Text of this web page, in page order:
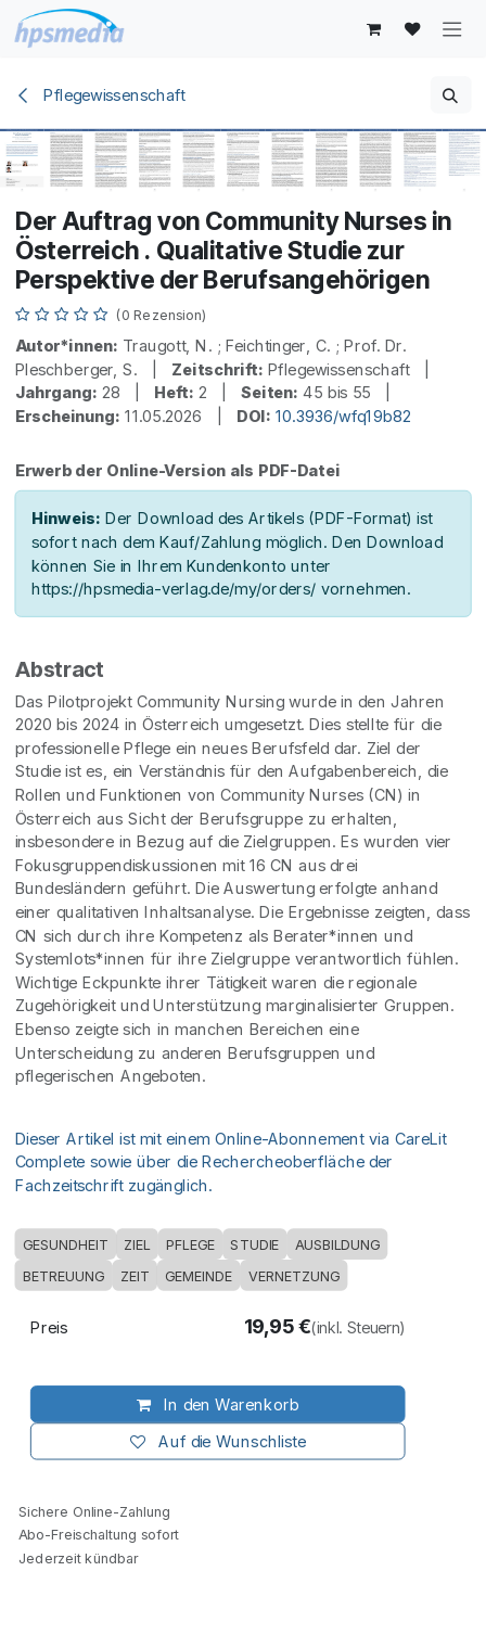
Zum Inhalt springen
Pflegewissenschaft
Der Auftrag von Community Nurses in
Österreich . Qualitative Studie zur
Perspektive der Berufsangehörigen
(0 Rezension)
Autor*innen: Traugott, N. ; Feichtinger, C. ; Prof. Dr.
Pleschberger, S. | Zeitschrift: Pflegewissenschaft |
Jahrgang: 28 | Heft: 2 |Seiten: 45 bis 55 |
Erscheinung: 11.05.2026 | DOI: 10.3936/wfq19b82
Erwerb der Online-Version als PDF-Datei
Hinweis: Der Download des Artikels (PDF-Format) ist
sofort nach dem Kauf/Zahlung möglich. Den Download
können Sie in Ihrem Kundenkonto unter
https://hpsmedia-verlag.de/my/orders/ vornehmen.
Abstract
Das Pilotprojekt Community Nursing wurde in den Jahren
2020 bis 2024 in Österreich umgesetzt. Dies stellte für die
professionelle Pflege ein neues Berufsfeld dar. Ziel der
Studie ist es, ein Verständnis für den Aufgabenbereich, die
Rollen und Funktionen von Community Nurses (CN) in
Österreich aus Sicht der Berufsgruppe zu erhalten,
insbesondere in Bezug auf die Zielgruppen. Es wurden vier
Fokusgruppendiskussionen mit 16 CN aus drei
Bundesländern geführt. Die Auswertung erfolgte anhand
einer qualitativen Inhaltsanalyse. Die Ergebnisse zeigten, dass
CN sich durch ihre Kompetenz als Berater*innen und
Systemlots*innen für ihre Zielgruppe verantwortlich fühlen.
Wichtige Eckpunkte ihrer Tätigkeit waren die regionale
Zugehörigkeit und Unterstützung marginalisierter Gruppen.
Ebenso zeigte sich in manchen Bereichen eine
Unterscheidung zu anderen Berufsgruppen und
pflegerischen Angeboten.
Dieser Artikel ist mit einem Online-Abonnement via CareLit
Complete sowie über die Rechercheoberfläche der
Fachzeitschrift zugänglich.
GESUNDHEIT ZIEL PFLEGE STUDIE
AUSBILDUNG
BETREUUNG
ZEIT GEMEINDE VERNETZUNG
In den Warenkorb
Auf die Wunschliste
Preis 19,95€(inkl. Steuern)
Sichere Online-Zahlung
Abo-Freischaltung sofort
Jederzeit kündbar